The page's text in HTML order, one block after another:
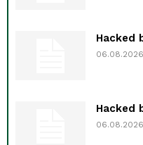
Hacked
06.08.2026
Hacked
06.08.2026